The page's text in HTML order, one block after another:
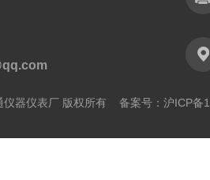
仪器仪表厂 版权所有 备案号：沪ICP备